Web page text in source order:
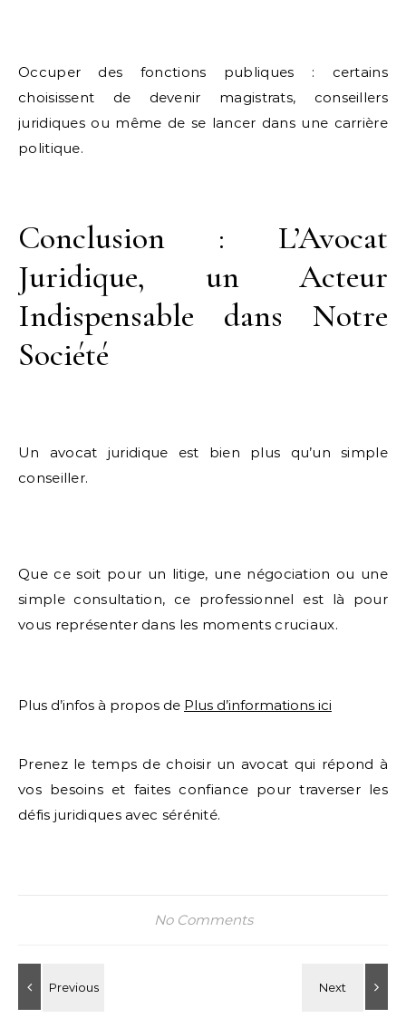
Occuper des fonctions publiques : certains
choisissent de devenir magistrats, conseillers
juridiques ou même de se lancer dans une carrière
politique.
Conclusion : L’Avocat
Juridique, un Acteur
Indispensable dans Notre
Société
Un avocat juridique est bien plus qu’un simple
conseiller.
Que ce soit pour un litige, une négociation ou une
simple consultation, ce professionnel est là pour
vous représenter dans les moments cruciaux.
Plus d’infos à propos de Plus d’informations ici
Prenez le temps de choisir un avocat qui répond à
vos besoins et faites confiance pour traverser les
défis juridiques avec sérénité.
No Comments